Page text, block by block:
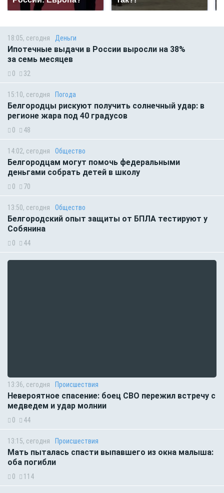
18:05, сегодня Деньги
Ипотечные выдачи в России выросли на 38%
за семь месяцев
0 32
15:10, сегодня Погода
Белгородцы рискуют получить солнечный удар: в
регионе жара под 40 градусов
0 48
14:02, сегодня Общество
Белгородцам могут помочь федеральными
деньгами собрать детей в школу
0 70
13:50, сегодня Общество
Белгородский опыт защиты от БПЛА тестируют у
Собянина
0 44
13:36, сегодня Происшествия
Невероятное спасение: боец СВО пережил встречу с
медведем и удар молнии
0 44
13:15, сегодня Происшествия
Мать пыталась спасти выпавшего из окна малыша:
оба погибли
0 114